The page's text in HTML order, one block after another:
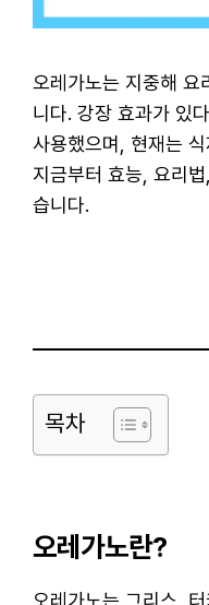
오레가노는 지중해 요
니다. 강장 효과가 있
사용했으며, 현재는
지금부터 효능, 요리
습니다.
목차
오레가노란?
오레가노는 그리스,